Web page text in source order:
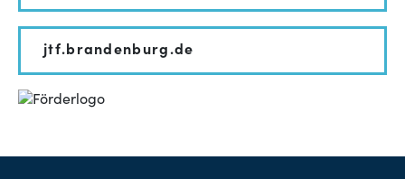
jtf.brandenburg.de